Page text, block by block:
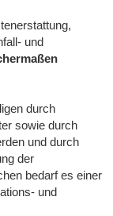
und
durch
sowie durch
und durch
der
bedarf es einer
und